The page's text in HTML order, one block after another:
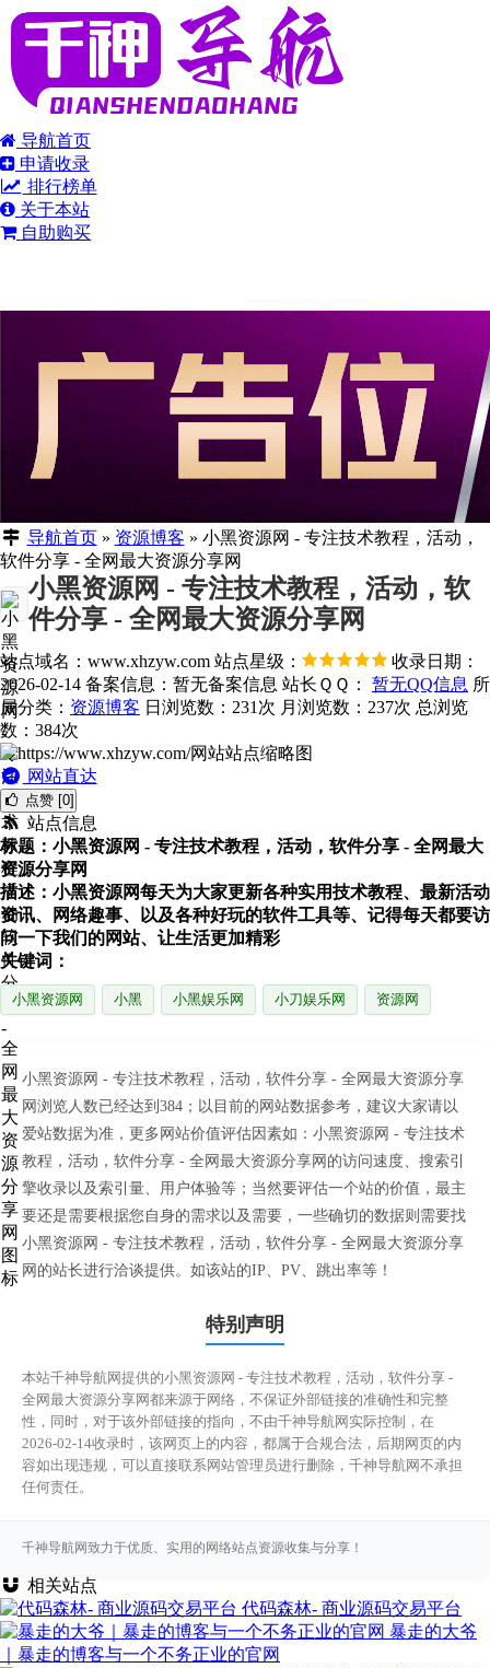
导航首页
申请收录
排行榜单
关于本站
自助购买
导航首页» 资源博客 » 小黑资源网 - 专注技术教程，活动，
软件分享 - 全网最大资源分享网
小黑资源网 - 专注技术教程，活动，软
件分享 - 全网最大资源分享网
站点域名：www.xhzyw.com 站点星级：
收录日期：
2026-02-14 备案信息： 暂无备案信息 站长ＱＱ： 暂无QQ信息 所
属分类： 资源博客 日浏览数：231次 月浏览数：237次 总浏览
数：384次
网站直达
点赞 [0]
站点信息
标题：小黑资源网 - 专注技术教程，活动，软件分享 - 全网最大
资源分享网
描述：小黑资源网每天为大家更新各种实用技术教程、最新活动
资讯、网络趣事、以及各种好玩的软件工具等、记得每天都要访
问一下我们的网站、让生活更加精彩
关键词：
小黑资源网 小黑 小黑娱乐网 小刀娱乐网 资源网
小黑资源网 - 专注技术教程，活动，软件分享 - 全网最大资源分享
网浏览人数已经达到384；以目前的网站数据参考，建议大家请以
爱站数据为准，更多网站价值评估因素如：小黑资源网 - 专注技术
教程，活动，软件分享 - 全网最大资源分享网的访问速度、搜索引
擎收录以及索引量、用户体验等；当然要评估一个站的价值，最主
要还是需要根据您自身的需求以及需要，一些确切的数据则需要找
小黑资源网 - 专注技术教程，活动，软件分享 - 全网最大资源分享
网的站长进行洽谈提供。如该站的IP、PV、跳出率等！
特别声明
本站千神导航网提供的小黑资源网 - 专注技术教程，活动，软件分享 -
全网最大资源分享网都来源于网络，不保证外部链接的准确性和完整
性，同时，对于该外部链接的指向，不由千神导航网实际控制，在
2026-02-14收录时，该网页上的内容，都属于合规合法，后期网页的内
容如出现违规，可以直接联系网站管理员进行删除，千神导航网不承担
任何责任。
千神导航网致力于优质、实用的网络站点资源收集与分享！
相关站点
代码森林- 商业源码交易平台
暴走的大爷
｜暴走的博客与一个不务正业的官网